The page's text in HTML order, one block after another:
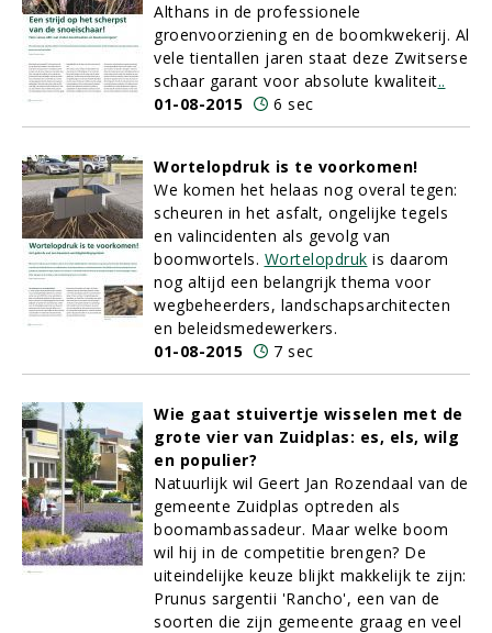
Althans in de professionele
groenvoorziening en de boomkwekerij. Al
vele tientallen jaren staat deze Zwitserse
schaar garant voor absolute kwaliteit..
01-08-2015
6 sec
Wortelopdruk is te voorkomen!
We komen het helaas nog overal tegen:
scheuren in het asfalt, ongelijke tegels
en valincidenten als gevolg van
boomwortels. Wortelopdruk is daarom
nog altijd een belangrijk thema voor
wegbeheerders, landschapsarchitecten
en beleidsmedewerkers.
01-08-2015
7 sec
Wie gaat stuivertje wisselen met de
grote vier van Zuidplas: es, els, wilg
en populier?
Natuurlijk wil Geert Jan Rozendaal van de
gemeente Zuidplas optreden als
boomambassadeur. Maar welke boom
wil hij in de competitie brengen? De
uiteindelijke keuze blijkt makkelijk te zijn:
Prunus sargentii 'Rancho', een van de
soorten die zijn gemeente graag en veel